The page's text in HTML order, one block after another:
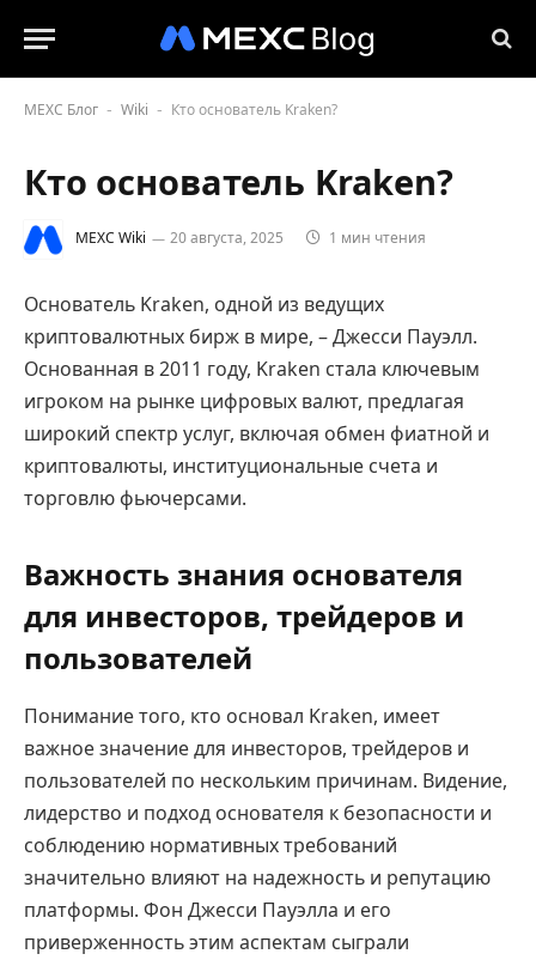
MEXC Блог - Wiki - Кто основатель Kraken?
Кто основатель Kraken?
MEXC Wiki 20 августа, 2025 1 мин чтения
Основатель Kraken, одной из ведущих
криптовалютных бирж в мире, – Джесси Пауэлл.
Основанная в 2011 году, Kraken стала ключевым
игроком на рынке цифровых валют, предлагая
широкий спектр услуг, включая обмен фиатной и
криптовалюты, институциональные счета и
торговлю фьючерсами.
Важность знания основателя
для инвесторов, трейдеров и
пользователей
Понимание того, кто основал Kraken, имеет
важное значение для инвесторов, трейдеров и
пользователей по нескольким причинам. Видение,
лидерство и подход основателя к безопасности и
соблюдению нормативных требований
значительно влияют на надежность и репутацию
платформы. Фон Джесси Пауэлла и его
приверженность этим аспектам сыграли